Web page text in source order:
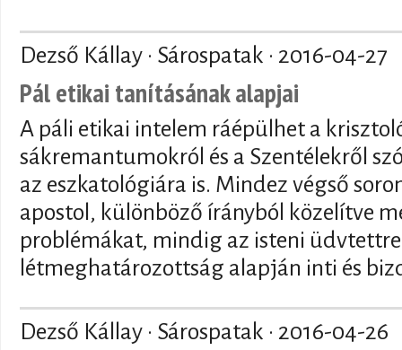
Dezső Kállay · Sárospatak · 2016-04-27
Pál etikai tanításának alapjai
A páli etikai intelem ráépülhet a
sákremantumokról és a Szentélekről
az eszkatológiára is. Mindez végső
apostol, különböző írányból közelítve
problémákat, mindig az isteni
létmeghatározottság alapján inti és
Dezső Kállay · Sárospatak · 2016-04-26